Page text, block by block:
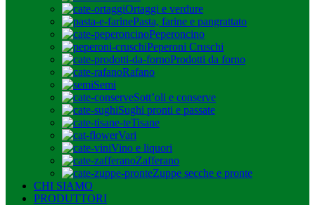
Ortaggi e verdure
Pasta, farine e pangrattato
Peperoncino
Peperoni Cruschi
Prodotti da forno
Rafano
Semi
Sott’oli e conserve
Sughi pronti e passate
Tisane
Vari
Vino e liquori
Zafferano
Zuppe secche e pronte
CHI SIAMO
PRODUTTORI